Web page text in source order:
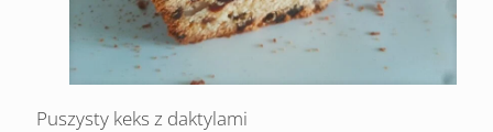
Puszysty keks z daktylami